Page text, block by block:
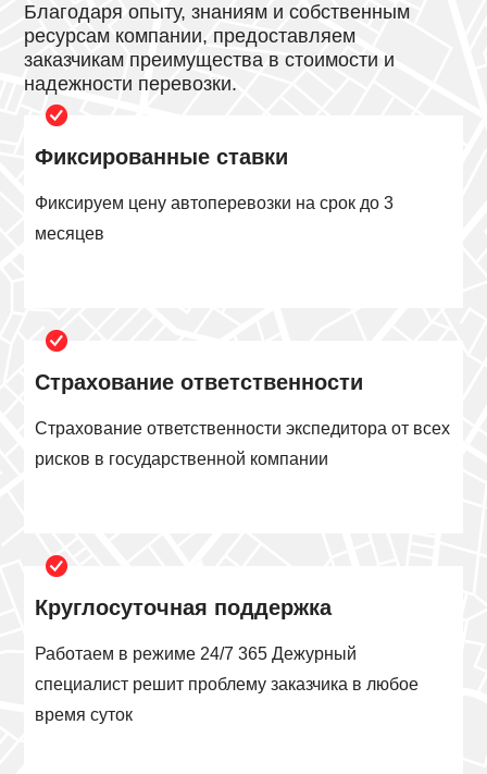
Благодаря опыту, знаниям и собственным
ресурсам компании, предоставляем
заказчикам преимущества в стоимости и
надежности перевозки.
Фиксированные ставки
Фиксируем цену автоперевозки на срок до 3
месяцев
Страхование ответственности
Страхование ответственности экспедитора от всех
рисков в государственной компании
Круглосуточная поддержка
Работаем в режиме 24/7 365 Дежурный
специалист решит проблему заказчика в любое
время суток